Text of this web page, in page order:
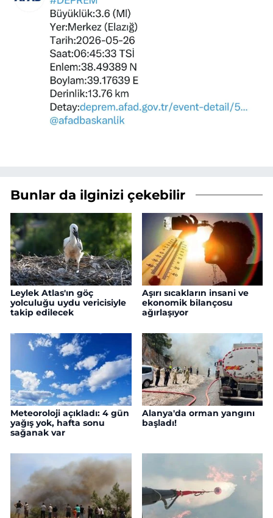
Bunlar da ilginizi çekebilir
Leylek Atlas'ın göç
yolculuğu uydu vericisiyle
takip edilecek
Aşırı sıcakların insani ve
ekonomik bilançosu
ağırlaşıyor
Meteoroloji açıkladı: 4 gün
yağış yok, hafta sonu
sağanak var
Alanya'da orman yangını
başladı!